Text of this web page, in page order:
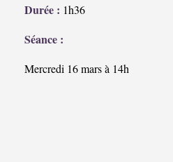
Durée : 1h36
Séance :
Mercredi 16 mars à 14h